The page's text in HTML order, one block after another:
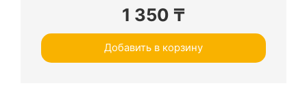
1 350 ₸
Добавить в корзину